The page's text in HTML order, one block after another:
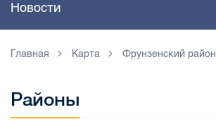
Новости
Главная Карта Фрунзенский район
Районы